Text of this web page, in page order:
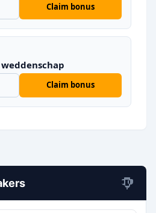
Claim bonus
Claim bonus